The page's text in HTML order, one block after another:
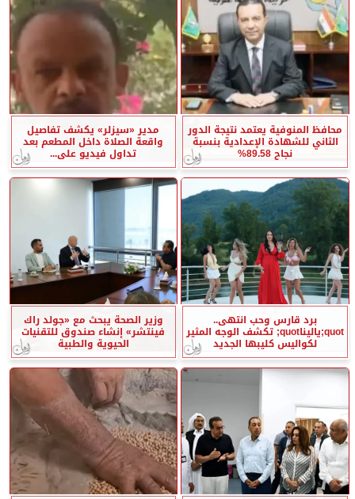
محافظ المنوفية يعتمد نتيجة الدور
الثاني للشهادة الإعدادية بنسبة
نجاح 89.58%
مدير «سيزلر» يكشف تفاصيل
واقعة الصلاة داخل المطعم بعد
تداول فيديو على...
برد قارس وحب انتهى..
quot;ياليناquot; تكشف الوجه المثير
لكواليس كليبها الجديد
وزير الصحة يبحث مع «جولد راك
فينتشر» إنشاء صندوق للتقنيات
الحيوية والطبية